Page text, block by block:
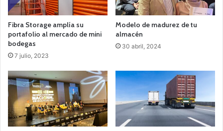
Fibra Storage amplía su
portafolio al mercado de mini
bodegas
7 julio, 2023
Modelo de madurez de tu
almacén
30 abril, 2024